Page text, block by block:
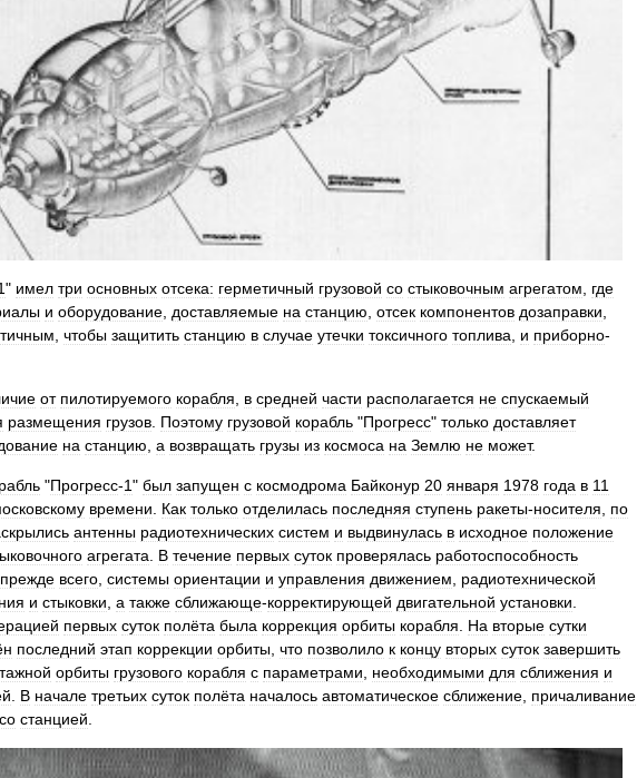
" имел три основных отсека: герметичный грузовой со стыковочным агрегатом
где
и оборудование доставляемые на станцию отсек компонентов дозаправки
чтобы защитить станцию в случае утечки токсичного топлива и приборно-
от пилотируемого корабля в средней части располагается не спускаемый
размещения грузов Поэтому грузовой корабль "Прогресс" только доставляет
на станцию а возвращать грузы из космоса на Землю не может.
"Прогресс-1" был запущен с космодрома Байконур 20 января 1978 года в 11
времени Как только отделилась последняя ступень ракеты-носителя
по
антенны радиотехнических систем и выдвинулась в исходное положение
агрегата В течение первых суток проверялась работоспособность
прежде всего системы ориентации и управления движением
радиотехнической
и стыковки а также сближающе-корректирующей двигательной установки
первых суток полёта была коррекция орбиты корабля На вторые сутки
последний этап коррекции орбиты что позволило к концу вторых суток завершить
орбиты грузового корабля с параметрами необходимыми для сближения и
В начале третьих суток полёта началось автоматическое сближение причаливание
со станцией